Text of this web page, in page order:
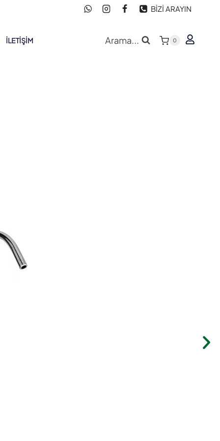
BİZİ ARAYIN
İLETIŞIM Arama... 0